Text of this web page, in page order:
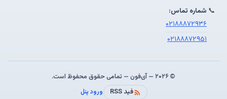
📞 شماره تماس:
۰۲۱۸۸۸۷۲۹۳۶
۰۲۱۸۸۸۷۲۹۵۱
© ۲۰۲۶ — آی‌فون — تمامی حقوق محفوظ است.
فید RSS
ورود پنل